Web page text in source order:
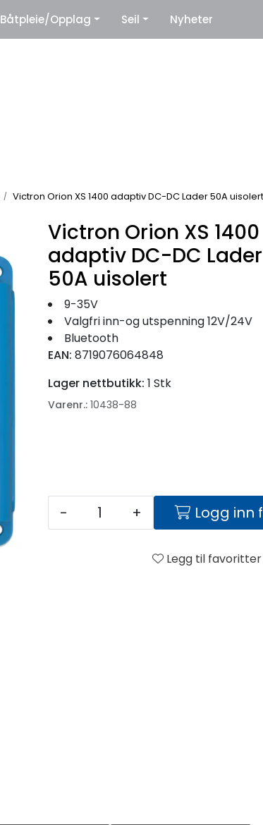
Leverandører
Båtpleie/Opplag Seil Nyheter
Victron Orion XS 1400 adaptiv DC-DC Lader 50A uisolert
Victron Orion XS 1400
adaptiv DC-DC Lader
50A uisolert
9-35V
Valgfri inn-og utspenning 12V/24V
Bluetooth
EAN: 8719076064848
Lager nettbutikk: 1 Stk
Varenr.: 10438-88
- + Logg inn
Legg til favoritter